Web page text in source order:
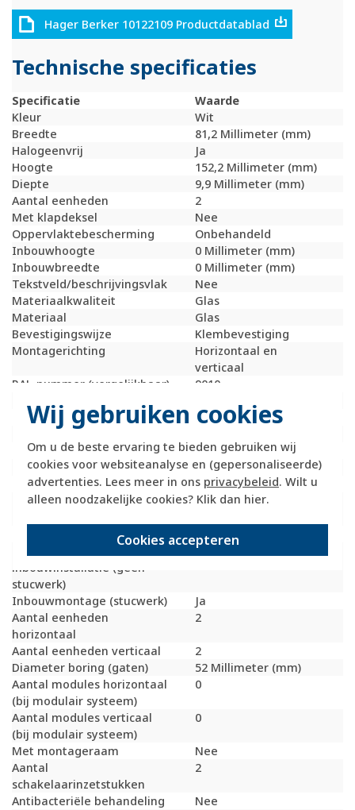
Wij gebruiken cookies
Om u de beste ervaring te bieden gebruiken wij
cookies voor websiteanalyse en (gepersonaliseerde)
advertenties. Lees meer in ons privacybeleid. Wilt u
alleen noodzakelijke cookies? Klik dan hier.
Cookies accepteren
Hager Berker 10122109 Productdatablad
Technische specificaties
Specificatie
Waarde
Kleur
Wit
Breedte
81,2 Millimeter (mm)
Halogeenvrij
Ja
Hoogte
152,2 Millimeter (mm)
Diepte
9,9 Millimeter (mm)
Aantal eenheden
2
Met klapdeksel
Nee
Oppervlaktebescherming
Onbehandeld
Inbouwhoogte
0 Millimeter (mm)
Inbouwbreedte
0 Millimeter (mm)
Tekstveld/beschrijvingsvlak
Nee
Materiaalkwaliteit
Glas
Materiaal
Glas
Bevestigingswijze
Klembevestiging
Montagerichting
Horizontaal en
verticaal
RAL-nummer (vergelijkbaar)
9010
Beschermingsgraad (IP)
IP20
Transparant
Nee
Uitvoering oppervlakte
Glanzend
Geschikt voor wandgoot
Ja
Geschikt voor
Ja
Bondige uitvoering
Nee
inbouwinstallatie (geen
stucwerk)
Ja
Inbouwmontage (stucwerk)
Ja
Aantal eenheden
horizontaal
2
Aantal eenheden verticaal
2
Diameter boring (gaten)
52 Millimeter (mm)
Aantal modules horizontaal
(bij modulair systeem)
0
Aantal modules verticaal
(bij modulair systeem)
0
Met montageraam
Nee
Aantal
schakelaarinzetstukken
2
Antibacteriële behandeling Nee